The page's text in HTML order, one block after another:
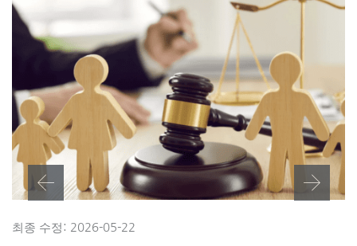
최종 수정: 2026-05-22